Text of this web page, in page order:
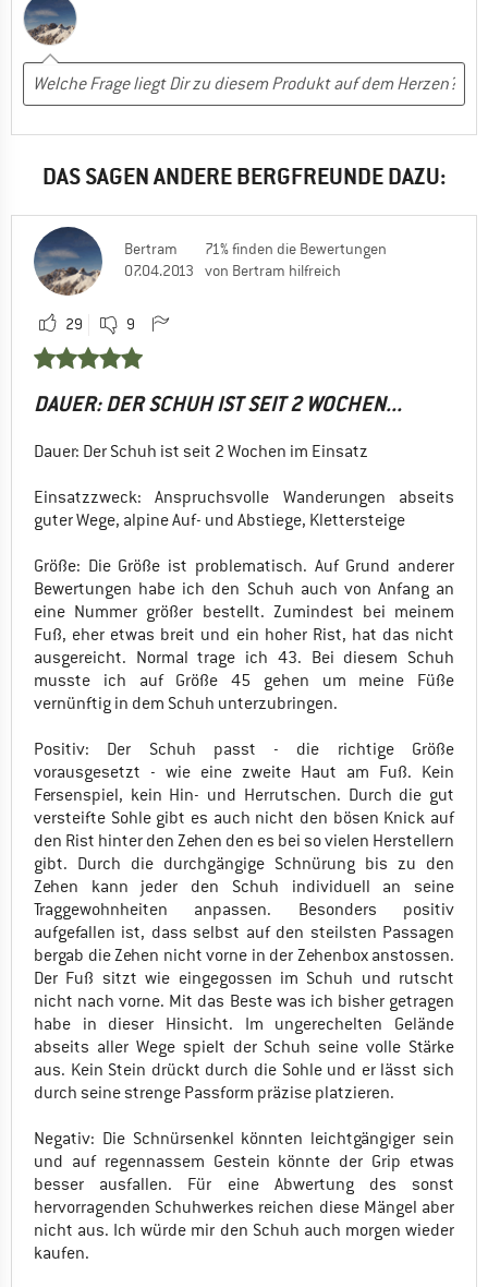
ausfallen. Für eine Abwertung des sonst hervorragenden
Schuhwerkes reichen diese Mängel aber nicht aus. Ich würde
mir den Schuh auch morgen wieder kaufen.
Wertiges Erscheinungsbild und hochwertige Verarbeitung.
Auch für den Mut zur Farbe bei Männerschuhen kann man den
Hersteller nur beglückwünschen. Weiter so! Für's
Hochgebirge gibt es sicher Alternativen. Hoffentlich gibt es
den Schuh noch lange in dieser Qualität.
DAS SAGEN ANDERE BERGFREUNDE DAZU:
Bertram
07.04.2013
71% finden die Bewertungen
von Bertram hilfreich
29 9
DAUER: DER SCHUH IST SEIT 2 WOCHEN...
Dauer: Der Schuh ist seit 2 Wochen im Einsatz
Einsatzzweck: Anspruchsvolle Wanderungen abseits
guter Wege, alpine Auf- und Abstiege, Klettersteige
Größe: Die Größe ist problematisch. Auf Grund anderer
Bewertungen habe ich den Schuh auch von Anfang an
eine Nummer größer bestellt. Zumindest bei meinem
Fuß, eher etwas breit und ein hoher Rist, hat das nicht
ausgereicht. Normal trage ich 43. Bei diesem Schuh
musste ich auf Größe 45 gehen um meine Füße
vernünftig in dem Schuh unterzubringen.
Positiv: Der Schuh passt - die richtige Größe
vorausgesetzt - wie eine zweite Haut am Fuß. Kein
Fersenspiel, kein Hin- und Herrutschen. Durch die gut
versteifte Sohle gibt es auch nicht den bösen Knick auf
den Rist hinter den Zehen den es bei so vielen Herstellern
gibt. Durch die durchgängige Schnürung bis zu den
Zehen kann jeder den Schuh individuell an seine
Traggewohnheiten anpassen. Besonders positiv
aufgefallen ist, dass selbst auf den steilsten Passagen
bergab die Zehen nicht vorne in der Zehenbox anstossen.
Der Fuß sitzt wie eingegossen im Schuh und rutscht
nicht nach vorne. Mit das Beste was ich bisher getragen
habe in dieser Hinsicht. Im ungerechelten Gelände
abseits aller Wege spielt der Schuh seine volle Stärke
aus. Kein Stein drückt durch die Sohle und er lässt sich
durch seine strenge Passform präzise platzieren.
Negativ: Die Schnürsenkel könnten leichtgängiger sein
und auf regennassem Gestein könnte der Grip etwas
besser ausfallen. Für eine Abwertung des sonst
hervorragenden Schuhwerkes reichen diese Mängel aber
nicht aus. Ich würde mir den Schuh auch morgen wieder
kaufen.